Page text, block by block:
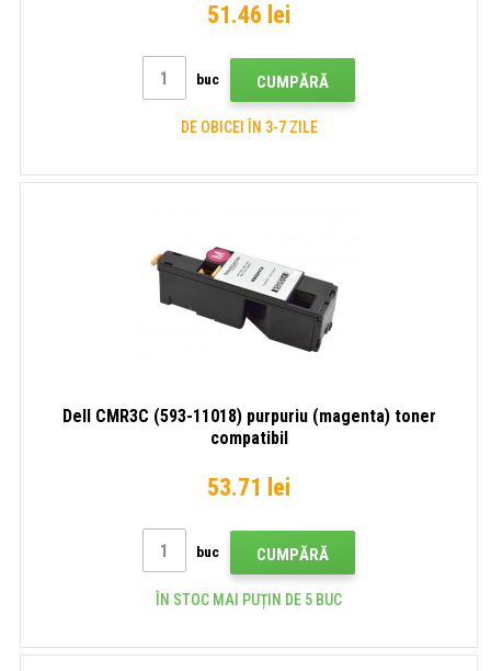
51.46 lei
buc CUMPĂRĂ
DE OBICEI ÎN 3-7 ZILE
Dell CMR3C (593-11018) purpuriu (magenta) toner
compatibil
53.71 lei
buc CUMPĂRĂ
ÎN STOC MAI PUȚIN DE 5 BUC